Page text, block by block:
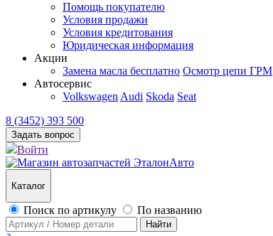
Помощь покупателю
Условия продажи
Условия кредитования
Юридическая информация
Акции
Замена масла бесплатно Осмотр цепи ГРМ
Автосервис
Volkswagen Audi Skoda Seat
8 (3452) 393 500
Задать вопрос
Войти
Каталог
Поиск по артикулу По названию
Найти